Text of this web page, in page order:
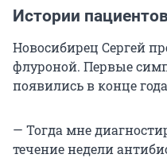
Истории
Новосибирец Сергей
флуроной. Первые
появились в конце
— Тогда мне
течение недели